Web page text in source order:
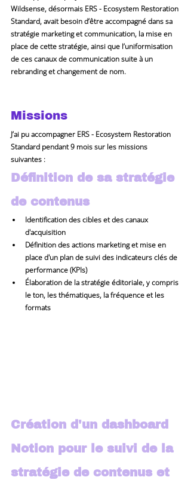
Wildsense, désormais ERS - Ecosystem Restoration
Standard, avait besoin d’être accompagné dans sa
stratégie marketing et communication, la mise en
place de cette stratégie, ainsi que l’uniformisation
de ces canaux de communication suite à un
rebranding et changement de nom.
Missions
J’ai pu accompagner ERS - Ecosystem Restoration
Standard pendant 9 mois sur les missions
suivantes :
Définition de sa stratégie
de contenus
Identification des cibles et des canaux
d'acquisition
Définition des actions marketing et mise en
place d'un plan de suivi des indicateurs clés de
performance (KPIs)
Élaboration de la stratégie éditoriale, y compris
le ton, les thématiques, la fréquence et les
formats
Création d'un dashboard
Notion pour le suivi de la
stratégie de contenus et